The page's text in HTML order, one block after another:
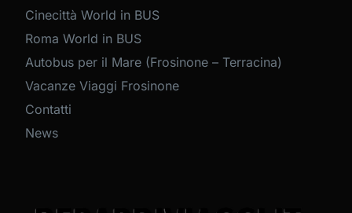
Cinecittà World in BUS
Roma World in BUS
Autobus per il Mare (Frosinone – Terracina)
Vacanze Viaggi Frosinone
Contatti
News